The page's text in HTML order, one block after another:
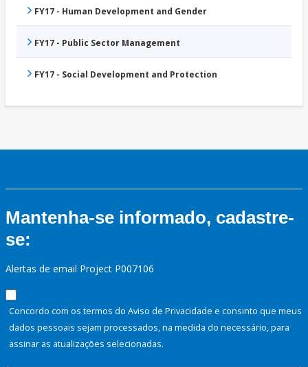
FY17 - Human Development and Gender
FY17 - Public Sector Management
FY17 - Social Development and Protection
Mantenha-se informado, cadastre-
se:
Alertas de email Project P007106
Concordo com os termos do Aviso de Privacidade e consinto que meus
dados pessoais sejam processados, na medida do necessário, para
assinar as atualizações selecionadas.